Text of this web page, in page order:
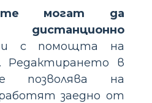
могат да
дистанционно
с помощта на
Редактирането в
позволява на
заедно от